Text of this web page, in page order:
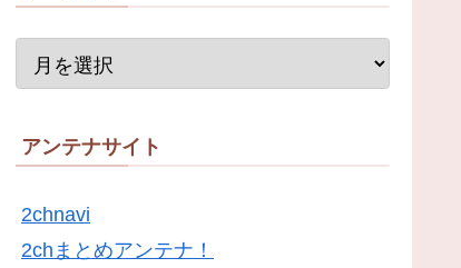
アンテナサイト
2chnavi
2chまとめアンテナ！